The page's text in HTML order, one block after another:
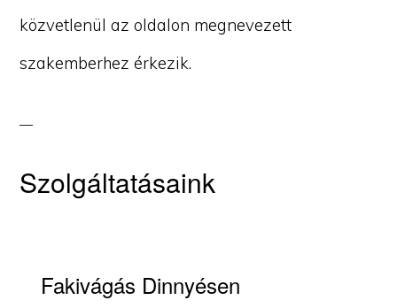
közvetlenül az oldalon megnevezett
szakemberhez érkezik.
Szolgáltatásaink
Fakivágás Dinnyésen